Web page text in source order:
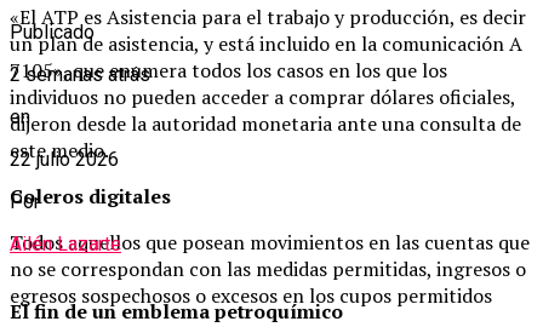
«El ATP es Asistencia para el trabajo y producción, es decir
un plan de asistencia, y está incluido en la comunicación A
7105», que enumera todos los casos en los que los
individuos no pueden acceder a comprar dólares oficiales,
dijeron desde la autoridad monetaria ante una consulta de
este medio.
Coleros digitales
Todos aquellos que posean movimientos en las cuentas que
no se correspondan con las medidas permitidas, ingresos o
egresos sospechosos o excesos en los cupos permitidos
Publicado
2 semanas atrás
en
22 julio 2026
Por
Ailén Lazarte
El fin de un emblema petroquímico